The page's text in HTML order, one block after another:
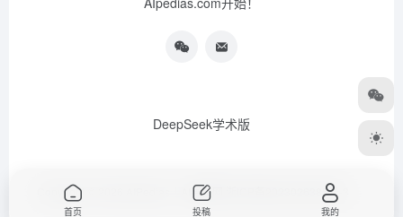
DeepSeek学术版
Copyright © 2026 AIPedias｜AI导航网 浙ICP备2023026385号-3
首页 投稿 我的